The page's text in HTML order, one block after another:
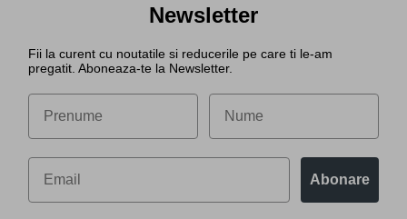
Newsletter
Fii la curent cu noutatile si reducerile pe care ti le-am
pregatit. Aboneaza-te la Newsletter.
Abonare